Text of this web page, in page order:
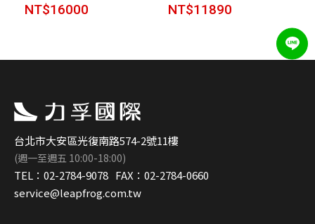
NT$16000 NT$11890
台北市大安區光復南路574-2號11樓
(週一至週五 10:00-18:00)
TEL： 02-2784-9078 FAX： 02-2784-0660
service@leapfrog.com.tw